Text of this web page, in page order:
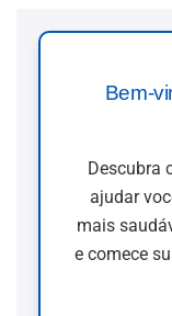
Bem-
Descubra
ajudar
mais
e comece